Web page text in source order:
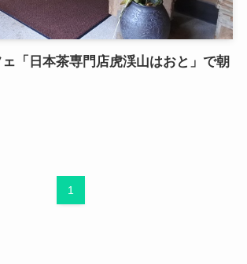
「日本茶専門店虎渓山はおと」で朝
1